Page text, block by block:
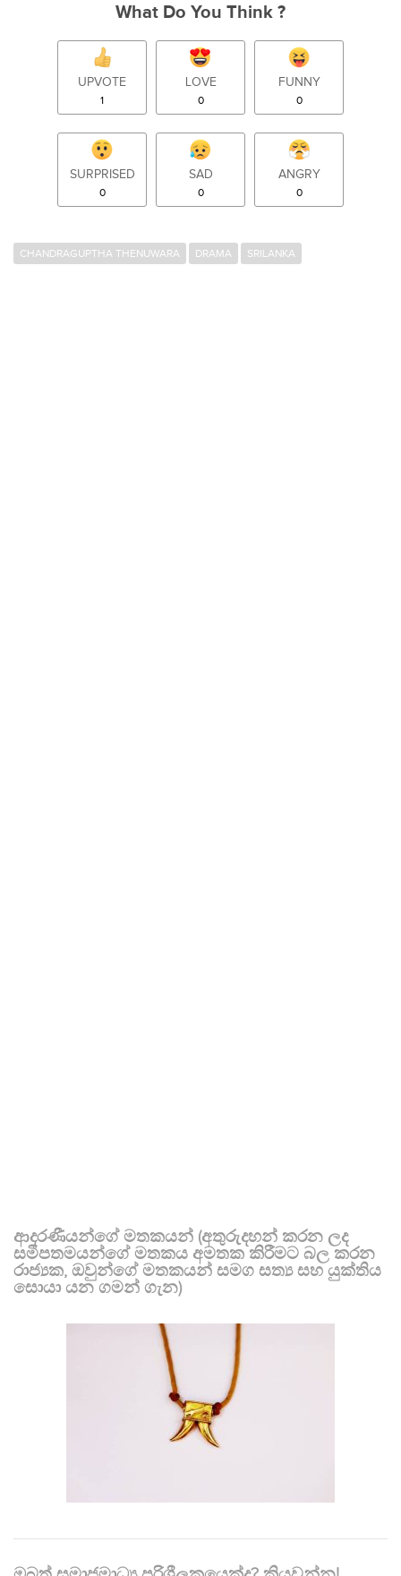
What Do You Think ?
UPVOTE
1
LOVE
0
FUNNY
0
SURPRISED
0
SAD
0
ANGRY
0
CHANDRAGUPTHA THENUWARA DRAMA SRILANKA
ආදරණීයන්ගේ මතකයන් (අතුරුදහන් කරන ලද
සමීපතමයන්ගේ මතකය අමතක කිරීමට බල කරන
රාජ්‍යක, ඔවුන්ගේ මතකයන් සමග සත්‍ය සහ යුක්තිය
සොයා යන ගමන් ගැන)